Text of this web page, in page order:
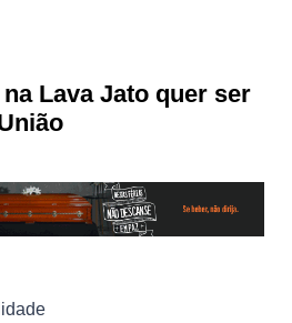
Lava Jato quer ser